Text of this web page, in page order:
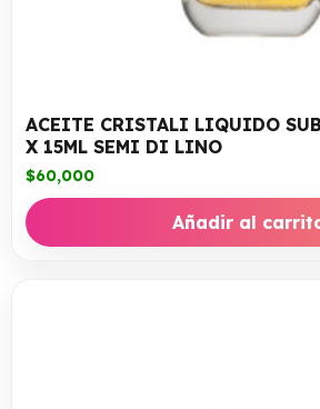
ACEITE CRISTALI LIQUIDO
X 15ML SEMI DI LINO
$60,000
Añadir al